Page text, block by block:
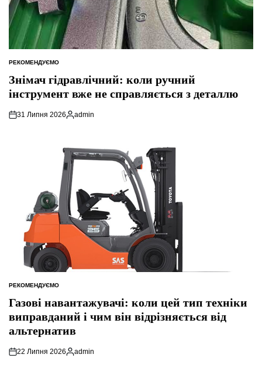
ОПУБЛІКУВАТИ
РЕКОМЕНДУЄМО
Знімач гідравлічний: коли ручний
інструмент вже не справляється з деталлю
31 Липня 2026
Опубліковано
admin
ОПУБЛІКУВАТИ
РЕКОМЕНДУЄМО
Газові навантажувачі: коли цей тип техніки
виправданий і чим він відрізняється від
альтернатив
22 Липня 2026
Опубліковано
admin